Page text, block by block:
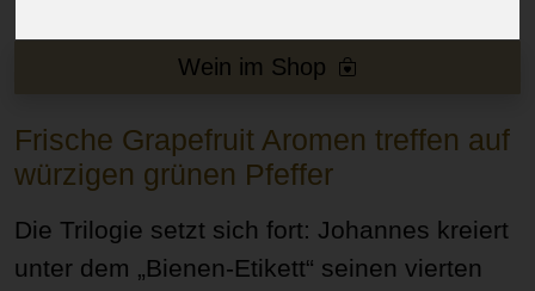
Frische Grapefruit Aromen treffen auf
würzigen grünen Pfeffer
Die Trilogie setzt sich fort: Johannes kreiert
unter dem „Bienen-Etikett“ seinen vierten
Wein im Shop